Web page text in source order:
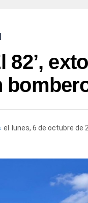
82’,
el lunes, 6 de octubre de